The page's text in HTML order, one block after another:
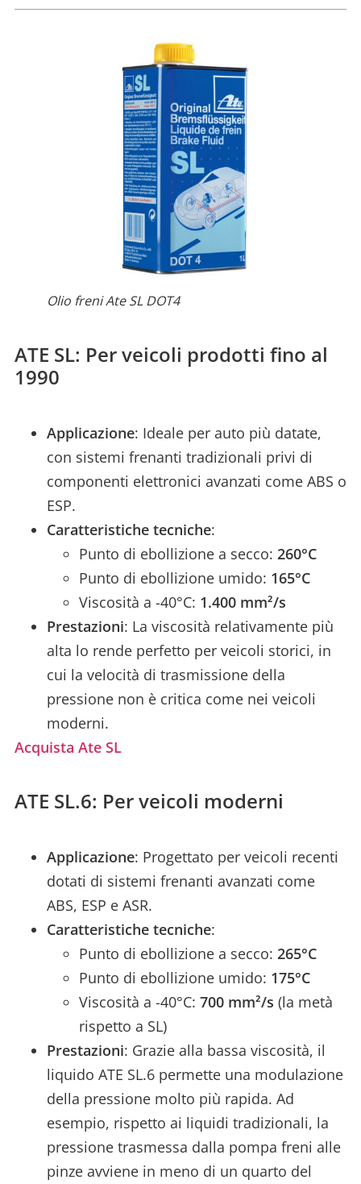
Olio freni Ate SL DOT4
ATE SL: Per veicoli prodotti fino al
1990
Applicazione: Ideale per auto più datate,
con sistemi frenanti tradizionali privi di
componenti elettronici avanzati come ABS o
ESP.
Caratteristiche tecniche:
Punto di ebollizione a secco: 260°C
Punto di ebollizione umido: 165°C
Viscosità a -40°C: 1.400 mm²/s
Prestazioni: La viscosità relativamente più
alta lo rende perfetto per veicoli storici, in
cui la velocità di trasmissione della
pressione non è critica come nei veicoli
moderni.
Acquista Ate SL
ATE SL.6: Per veicoli moderni
Applicazione: Progettato per veicoli recenti
dotati di sistemi frenanti avanzati come
ABS, ESP e ASR.
Caratteristiche tecniche:
Punto di ebollizione a secco: 265°C
Punto di ebollizione umido: 175°C
Viscosità a -40°C: 700 mm²/s (la metà
rispetto a SL)
Prestazioni: Grazie alla bassa viscosità, il
liquido ATE SL.6 permette una modulazione
della pressione molto più rapida. Ad
esempio, rispetto ai liquidi tradizionali, la
pressione trasmessa dalla pompa freni alle
pinze avviene in meno di un quarto del